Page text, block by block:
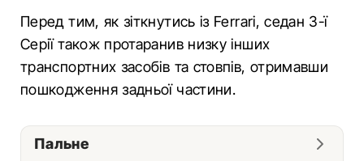
Перед тим, як зіткнутись із Ferrari, седан 3-ї
Серії також протаранив низку інших
транспортних засобів та стовпів, отримавши
пошкодження задньої частини.
Пальне